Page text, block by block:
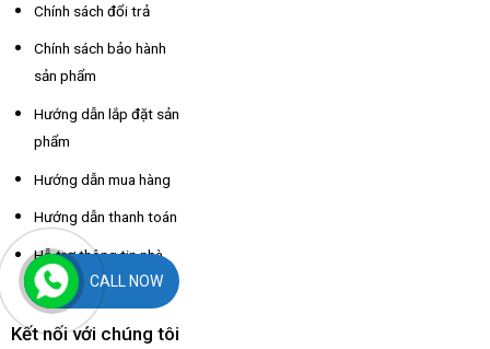
Chính sách đổi trả
Chính sách bảo hành
sản phẩm
Hướng dẫn lắp đặt sản
phẩm
Hướng dẫn mua hàng
Hướng dẫn thanh toán
Hỗ trợ thông tin nhà
xe các tỉnh
Kết nối với chúng tôi
CALL NOW